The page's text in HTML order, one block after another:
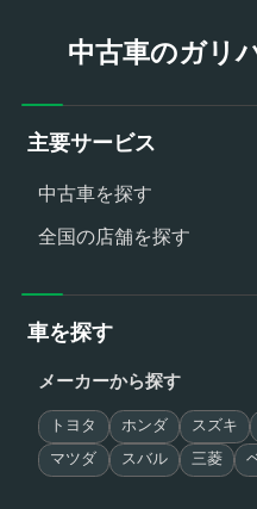
中古車のガリ
主要サービス
中古車を探す
全国の店舗を探す
車を探す
メーカーから探す
トヨタ ホンダ スズキ
マツダ スバル 三菱